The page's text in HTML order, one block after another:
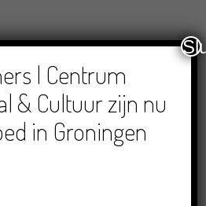
OOK
| Centrum
& Cultuur zijn nu
in Groningen